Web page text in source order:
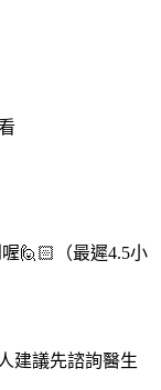
🙋🏻（最遲4.5小
建議先諮詢醫生